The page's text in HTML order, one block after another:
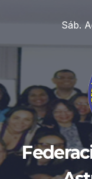
contenido
Sáb.